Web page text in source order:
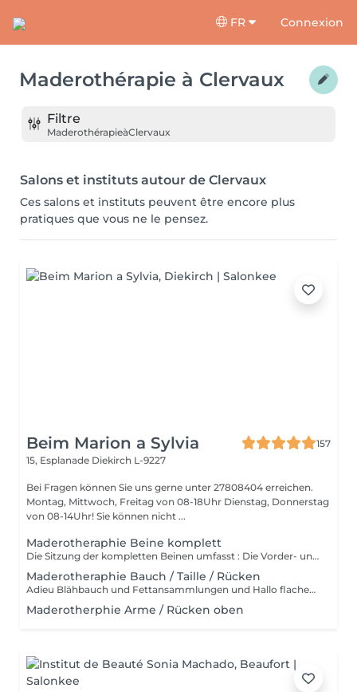
FR Connexion
Maderothérapie à Clervaux
Filtre
MaderothérapieàClervaux
Salons et instituts autour de Clervaux
Ces salons et instituts peuvent être encore plus
pratiques que vous ne le pensez.
Beim Marion a Sylvia
157
15, Esplanade Diekirch L-9227
Bei Fragen können Sie uns gerne unter 27808404 erreichen.
Montag, Mittwoch, Freitag von 08-18Uhr Dienstag, Donnerstag
von 08-14Uhr! Sie können nicht ...
Maderotheraphie Beine komplett
Die Sitzung der kompletten Beinen umfasst : Die Vorder- und Rückseite der Beine sowie das Gesäß. Wird mit Hilfe von Holzutensilien in verschiedenen Größen und Formen durchgeführt, die speziell dafür entworfen wurden, sich den Körperlinien anzupassen. - Anti-Cellulite - Eine Alternative zu chirurgischen Eingriffen - Beschleunigt den Stoffwechsel - Aktiviert das Lymphsystem - Strafft und festigt die Haut - Bringt den Körper in Form und verleiht ihm Volumen. - Nach der Operation Schmerzfrei!
Maderotheraphie Bauch / Taille / Rücken
Adieu Blähbauch und Fettansammlungen und Hallo flacher Bauch!
Maderotherphie Arme / Rücken oben